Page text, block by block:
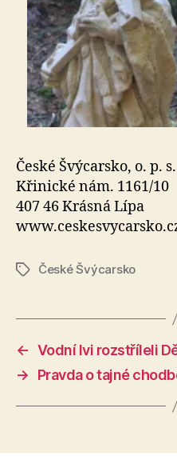
České Švýcarsko, o. p. s.
Křinické nám. 1161/10
407 46 Krásná Lípa
ŠtítkyČeské Švýcarsko
← Vodní lvi rozstříleli
→
Pravda o tajné